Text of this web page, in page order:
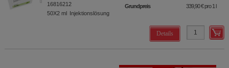
16816212
50X2 ml Injektionslösung
Grundpreis 339,90 €pro 1 l
Details